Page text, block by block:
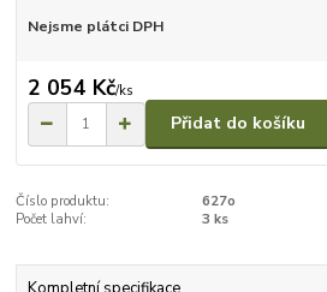
Nejsme plátci DPH
2 054 Kč/ks
Přidat do košíku
Číslo produktu:
627o
Počet lahví:
3 ks